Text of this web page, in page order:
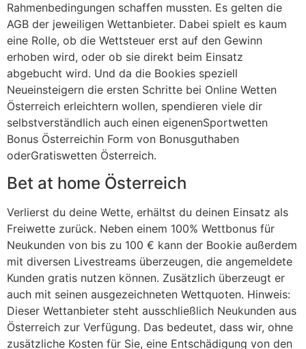
Rahmenbedingungen schaffen mussten. Es gelten die
AGB der jeweiligen Wettanbieter. Dabei spielt es kaum
eine Rolle, ob die Wettsteuer erst auf den Gewinn
erhoben wird, oder ob sie direkt beim Einsatz
abgebucht wird. Und da die Bookies speziell
Neueinsteigern die ersten Schritte bei Online Wetten
Österreich erleichtern wollen, spendieren viele dir
selbstverständlich auch einen eigenenSportwetten
Bonus Österreichin Form von Bonusguthaben
oderGratiswetten Österreich.
Bet at home Österreich
Verlierst du deine Wette, erhältst du deinen Einsatz als
Freiwette zurück. Neben einem 100% Wettbonus für
Neukunden von bis zu 100 € kann der Bookie außerdem
mit diversen Livestreams überzeugen, die angemeldete
Kunden gratis nutzen können. Zusätzlich überzeugt er
auch mit seinen ausgezeichneten Wettquoten. Hinweis:
Dieser Wettanbieter steht ausschließlich Neukunden aus
Österreich zur Verfügung. Das bedeutet, dass wir, ohne
zusätzliche Kosten für Sie, eine Entschädigung von den